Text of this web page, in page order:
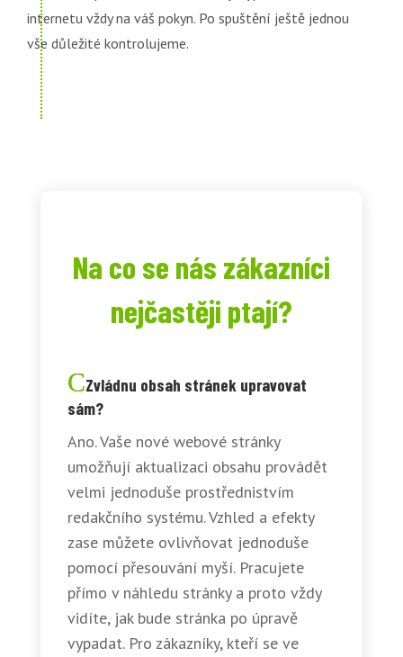
internetu vždy na váš pokyn. Po spuštění ještě jednou
vše důležité kontrolujeme.
Na co se nás zákazníci
nejčastěji ptají?
Zvládnu obsah stránek upravovat
sám?
Ano. Vaše nové webové stránky
umožňují aktualizaci obsahu provádět
velmi jednoduše prostřednistvím
redakčního systému. Vzhled a efekty
zase můžete ovlivňovat jednoduše
pomocí přesouvání myší. Pracujete
přímo v náhledu stránky a proto vždy
vidíte, jak bude stránka po úpravě
vypadat. Pro zákazníky, kteří se ve